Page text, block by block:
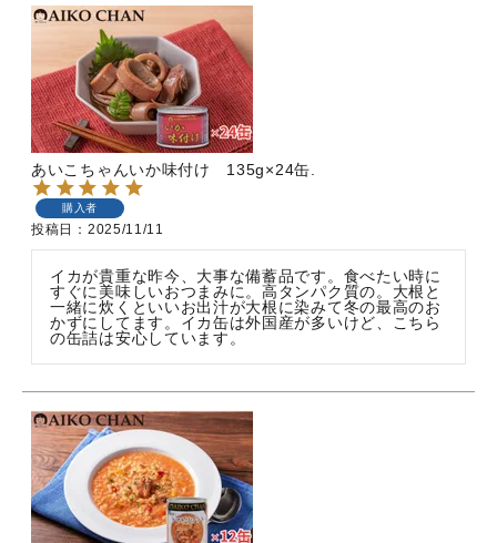
あいこちゃんいか味付け 135g×24缶.
購入者
投稿日 2025/11/11
イカが貴重な昨今、大事な備蓄品です。食べたい時に
すぐに美味しいおつまみに。高タンパク質の。大根と
一緒に炊くといいお出汁が大根に染みて冬の最高のお
かずにしてます。イカ缶は外国産が多いけど、こちら
の缶詰は安心しています。